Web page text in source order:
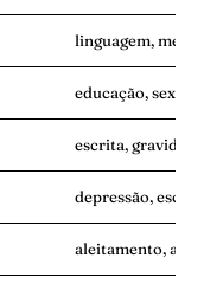
linguagem,
educação, sexo,
escrita, gravidez,
depressão,
aleitamento,